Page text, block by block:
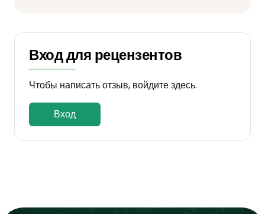
Вход для рецензентов
Чтобы написать отзыв, войдите здесь.
Вход